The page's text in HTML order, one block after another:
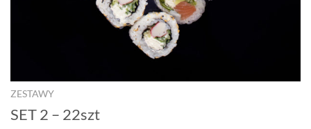
ZESTAWY
SET 2 – 22szt